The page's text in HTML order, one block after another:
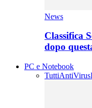
News
Classifica
dopo
PC e Notebook
TuttiAntiVirus